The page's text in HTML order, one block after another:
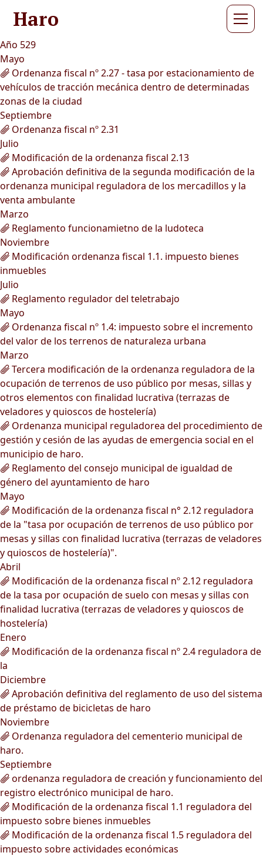
Haro
Año 529
Mayo
Ordenanza fiscal nº 2.27 - tasa por estacionamiento de
vehículos de tracción mecánica dentro de determinadas
zonas de la ciudad
Septiembre
Ordenanza fiscal nº 2.31
Julio
Modificación de la ordenanza fiscal 2.13
Aprobación definitiva de la segunda modificación de la
ordenanza municipal reguladora de los mercadillos y la
venta ambulante
Marzo
Reglamento funcionamietno de la ludoteca
Noviembre
Modificación ordenanza fiscal 1.1. impuesto bienes
inmuebles
Julio
Reglamento regulador del teletrabajo
Mayo
Ordenanza fiscal nº 1.4: impuesto sobre el incremento
del valor de los terrenos de naturaleza urbana
Marzo
Tercera modificación de la ordenanza reguladora de la
ocupación de terrenos de uso público por mesas, sillas y
otros elementos con finalidad lucrativa (terrazas de
veladores y quioscos de hostelería)
Ordenanza municipal reguladorea del procedimiento de
gestión y cesión de las ayudas de emergencia social en el
municipio de haro.
Reglamento del consejo municipal de igualdad de
género del ayuntamiento de haro
Mayo
Modificación de la ordenanza fiscal n° 2.12 reguladora
de la "tasa por ocupación de terrenos de uso público por
mesas y sillas con finalidad lucrativa (terrazas de veladores
y quioscos de hostelería)".
Abril
Modificación de la ordenanza fiscal nº 2.12 reguladora
de la tasa por ocupación de suelo con mesas y sillas con
finalidad lucrativa (terrazas de veladores y quioscos de
hostelería)
Enero
Modificación de la ordenanza fiscal nº 2.4 reguladora de
la
Diciembre
Aprobación definitiva del reglamento de uso del sistema
de préstamo de bicicletas de haro
Noviembre
Ordenanza reguladora del cementerio municipal de
haro.
Septiembre
ordenanza reguladora de creación y funcionamiento del
registro electrónico municipal de haro.
Modificación de la ordenanza fiscal 1.1 reguladora del
impuesto sobre bienes inmuebles
Modificación de la ordenanza fiscal 1.5 reguladora del
impuesto sobre actividades económicas